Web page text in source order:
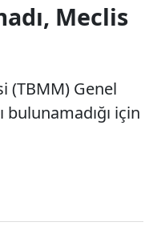
Meclis
(TBMM) Genel
bulunamadığı için